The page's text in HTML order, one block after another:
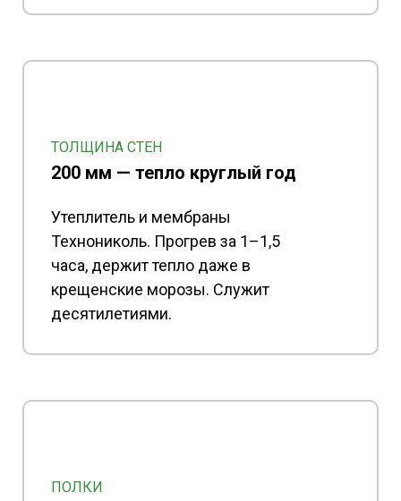
Утеплитель и мембраны
Технониколь. Прогрев за 1–1,5
часа, держит тепло даже в
крещенские морозы. Служит
десятилетиями.
200 мм — тепло круглый год
ТОЛЩИНА СТЕН
ПОЛКИ